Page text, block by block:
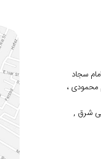
امام سجاد
محمودی ،
شرق ,